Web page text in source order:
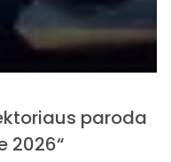
paroda
2026“